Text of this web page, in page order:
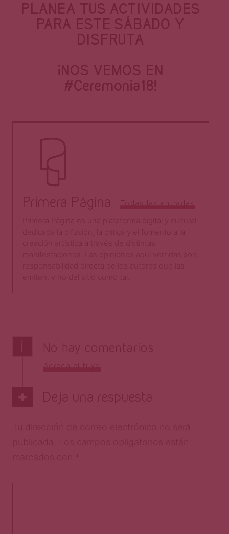
PLANEA TUS ACTIVIDADES
PARA ESTE SÁBADO Y
DISFRUTA
¡NOS VEMOS EN
#Ceremonia18!
Todas las entradas
Agrega el tuyo